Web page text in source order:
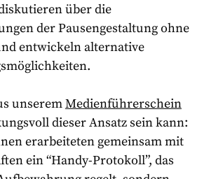
über die
der Pausengestaltung ohne
entwickeln alternative
unseremMedienführerschein
dieser Ansatz sein kann:
erarbeiteten gemeinsam mit
ein “Handy-Protokoll”, das